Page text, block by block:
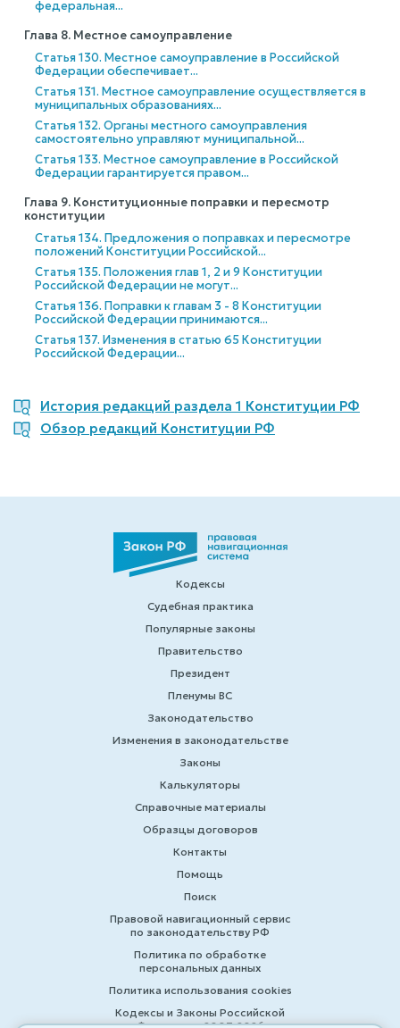
федеральная...
Глава 8. Местное самоуправление
Статья 130. Местное самоуправление в Российской
Федерации обеспечивает...
Статья 131. Местное самоуправление осуществляется в
муниципальных образованиях...
Статья 132. Органы местного самоуправления
самостоятельно управляют муниципальной...
Статья 133. Местное самоуправление в Российской
Федерации гарантируется правом...
Глава 9. Конституционные поправки и пересмотр
конституции
Статья 134. Предложения о поправках и пересмотре
положений Конституции Российской...
Статья 135. Положения глав 1, 2 и 9 Конституции
Российской Федерации не могут...
Статья 136. Поправки к главам 3 - 8 Конституции
Российской Федерации принимаются...
Статья 137. Изменения в статью 65 Конституции
Российской Федерации...
История редакций раздела 1 Конституции РФ
Обзор редакций Конституции РФ
Кодексы
Судебная практика
Популярные законы
Правительство
Президент
Пленумы ВС
Законодательство
Изменения в законодательстве
Законы
Калькуляторы
Справочные материалы
Образцы договоров
Контакты
Помощь
Поиск
Правовой навигационный сервис
по законодательству РФ
Политика по обработке
персональных данных
Политика использования cookies
Кодексы и Законы Российской